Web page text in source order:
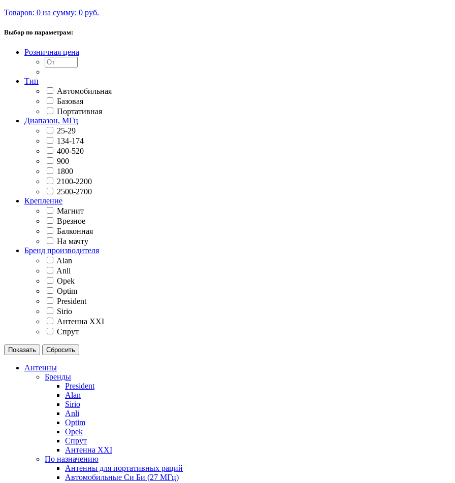
Товаров: 0 на сумму: 0 руб.
Выбор по параметрам:
Розничная цена
Тип
Автомобильная
Базовая
Портативная
Диапазон, МГц
25-29
134-174
400-520
900
1800
2100-2200
2500-2700
Крепление
Магнит
Врезное
Балконная
На мачту
Бренд производителя
Alan
Anli
Opek
Optim
President
Sirio
Антенна XXI
Спрут
Антенны
Бренды
President
Alan
Sirio
Anli
Optim
Opek
Спрут
Антенна XXI
По назначению
Антенны для портативных раций
Автомобильные Си Би (27 МГц)